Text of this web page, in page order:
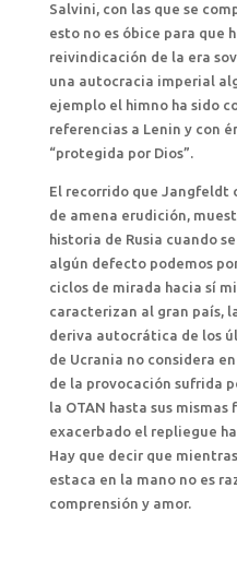
Salvini, con las que se
esto no es óbice para que
reivindicación de la era
una autocracia imperial
ejemplo el himno ha sido
referencias a Lenin y con
“protegida por Dios”.
El recorrido que Jangfeldt
de amena erudición,
historia de Rusia cuando
algún defecto podemos
ciclos de mirada hacia sí
caracterizan al gran país,
deriva autocrática de los
de Ucrania no considera
de la provocación sufrida
la OTAN hasta sus
exacerbado el repliegue
Hay que decir que
estaca en la mano no es
comprensión y amor.